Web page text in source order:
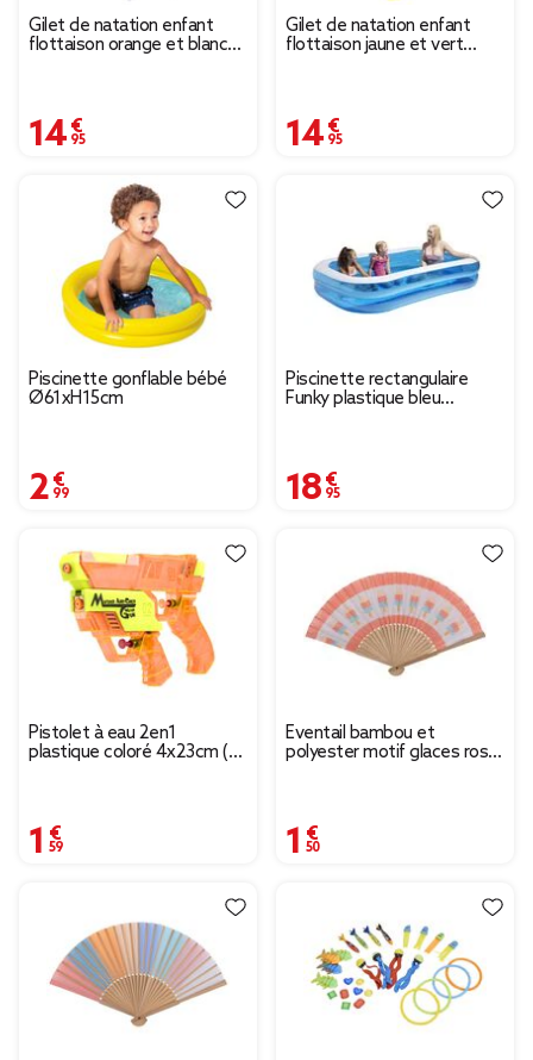
Gilet de natation enfant
flottaison orange et blanc
14,95 €
Gilet de natation enfant
flottaison jaune et vert
14,95 €
Piscinette gonflable bébé
Ø61xH15cm
2,99 €
Piscinette rectangulaire
Funky plastique bleu
18,95 €
Pistolet à eau 2en1
plastique coloré 4x23cm (2
1,59 €
Éventail bambou et
polyester motif glaces rose
1,50 €